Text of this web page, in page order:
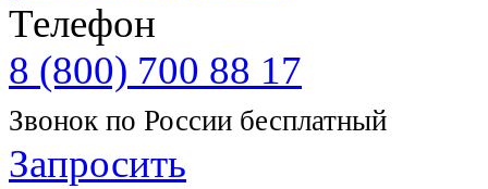
Телефон
8 (800) 700 88 17
Звонок по России бесплатный
Запросить